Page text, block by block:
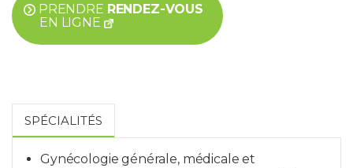
PRENDRE RENDEZ-VOUS
EN LIGNE
SPÉCIALITÉS
Gynécologie générale, médicale et